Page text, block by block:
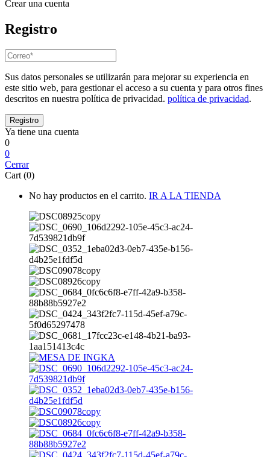
Crear una cuenta
Registro
Sus datos personales se utilizarán para mejorar su experiencia en
este sitio web, para gestionar el acceso a su cuenta y para otros fines
descritos en nuestra política de privacidad. política de privacidad.
Ya tiene una cuenta
0
0
Cerrar
Cart (0)
No hay productos en el carrito. IR A LA TIENDA